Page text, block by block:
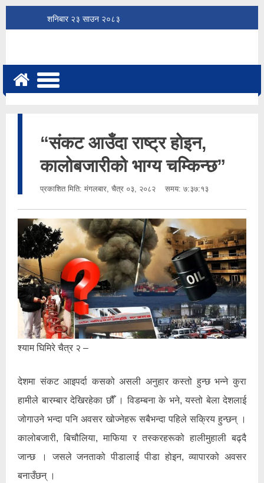
शनिबार २३ साउन २०८३
“संकट आउँदा राष्ट्र होइन,
कालोबजारीको भाग्य चम्किन्छ”
प्रकाशित मिति: मंगलबार, चैत्र ०३, २०८२ समय: ७:३७:१३
श्याम घिमिरे चैत्र २ –
देशमा संकट आइपर्दा कसको असली अनुहार कस्तो हुन्छ भन्ने कुरा
हामीले बारम्बार देखिरहेका छौँ । विडम्बना के भने, यस्तो बेला देशलाई
जोगाउने भन्दा पनि अवसर खोज्नेहरू सबैभन्दा पहिले सक्रिय हुन्छन् ।
कालोबजारी, बिचौलिया, माफिया र तस्करहरूको हालीमुहाली बढ्दै
जान्छ । जसले जनताको पीडालाई पीडा होइन, व्यापारको अवसर
बनाउँछन् ।